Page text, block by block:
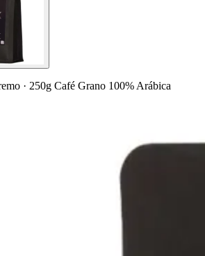
· 250g Café Grano 100% Arábica